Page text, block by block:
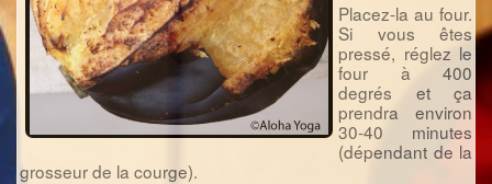
Placez-la au four.
Si vous êtes
pressé, réglez le
four à 400
degrés et ça
prendra environ
30-40 minutes
(dépendant de la
grosseur de la courge).